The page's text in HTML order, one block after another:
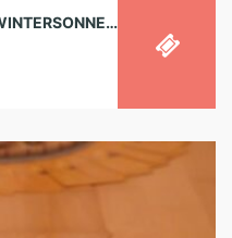
JAHRESKREISFESTE – JUL – WINTERSONNENWENDE